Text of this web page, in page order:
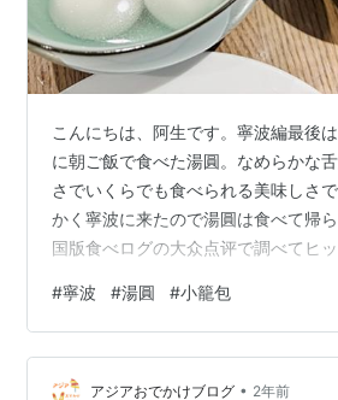
こんにちは、阿生です。寧波編最後
に朝ご飯で食べた湯圓。なめらかな
さでいくらでも食べられる美味しさ
かく寧波に来たので湯圓は食べて帰
国版食べログの大众点评で調べてヒ
けなかったので翌日の朝ご飯に。 お
ような書きっぷりをしていたけど、
グモールの中にあってきれいだった
の2階建てになっていて意外と席数が
#寧波 #湯圓 #小籠包
アジアおでかけブログ • 2年前